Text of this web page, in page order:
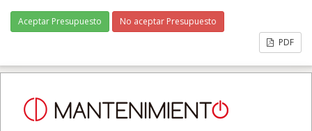
Aceptar Presupuesto
No aceptar Presupuesto
PDF